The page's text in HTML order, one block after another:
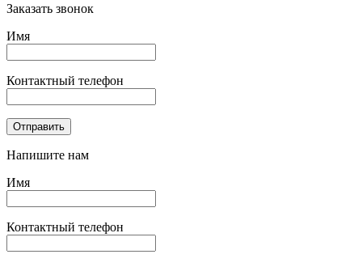
Заказать звонок
Имя
Контактный телефон
Oтправить
Напишите нам
Имя
Контактный телефон